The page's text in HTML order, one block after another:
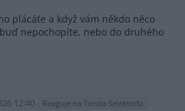
plácáte a když vám někdo něco
nepochopíte, nebo do druhého
12:40 Reaguje na Tonda Selektoda